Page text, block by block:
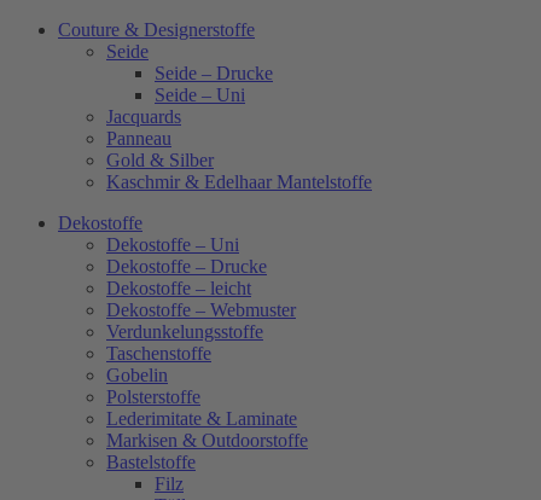
Couture & Designerstoffe
Seide
Seide – Drucke
Seide – Uni
Jacquards
Panneau
Gold & Silber
Kaschmir & Edelhaar Mantelstoffe
Dekostoffe
Dekostoffe – Uni
Dekostoffe – Drucke
Dekostoffe – leicht
Dekostoffe – Webmuster
Verdunkelungsstoffe
Taschenstoffe
Gobelin
Polsterstoffe
Lederimitate & Laminate
Markisen & Outdoorstoffe
Bastelstoffe
Filz